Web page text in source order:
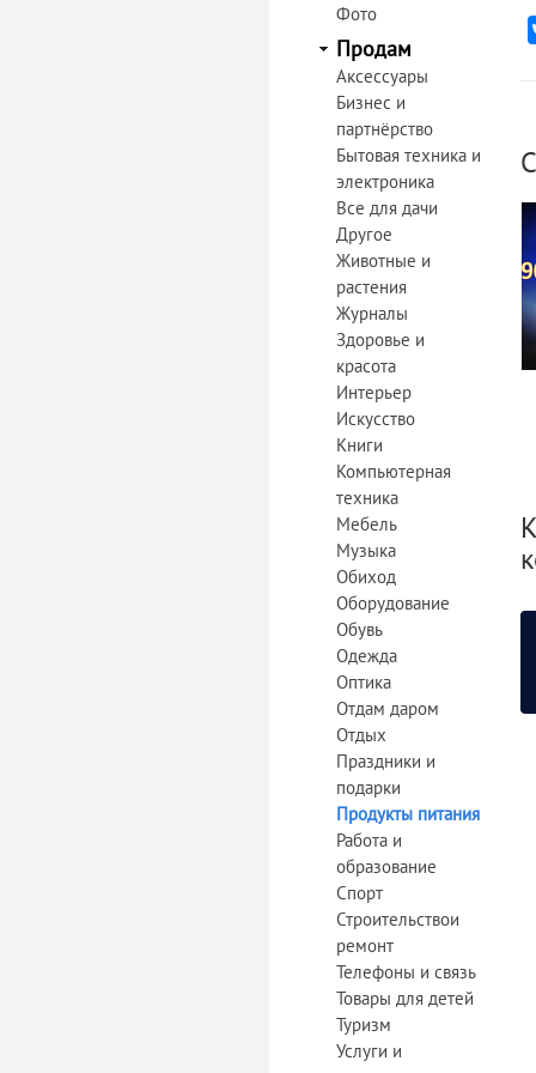
Фото
Продам
Аксессуары
Бизнес и
партнёрство
Бытовая техника и
электроника
Все для дачи
Другое
Животные и
растения
Журналы
Здоровье и
красота
Интерьер
Искусство
Книги
Компьютерная
техника
Мебель
Музыка
Обиход
Оборудование
Обувь
Одежда
Оптика
Отдам даром
Отдых
Праздники и
подарки
Продукты питания
Работа и
образование
Спорт
Строительствои
ремонт
Телефоны и связь
Товары для детей
Туризм
Услуги и